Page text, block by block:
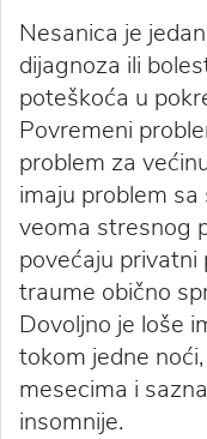
Nesanica je
dijagnoza ili
poteškoća u
Povremeni
problem za
imaju problem
veoma stresnog
povećaju privatni
traume obično
Dovoljno je loše
tokom jedne
mesecima i
insomnije.